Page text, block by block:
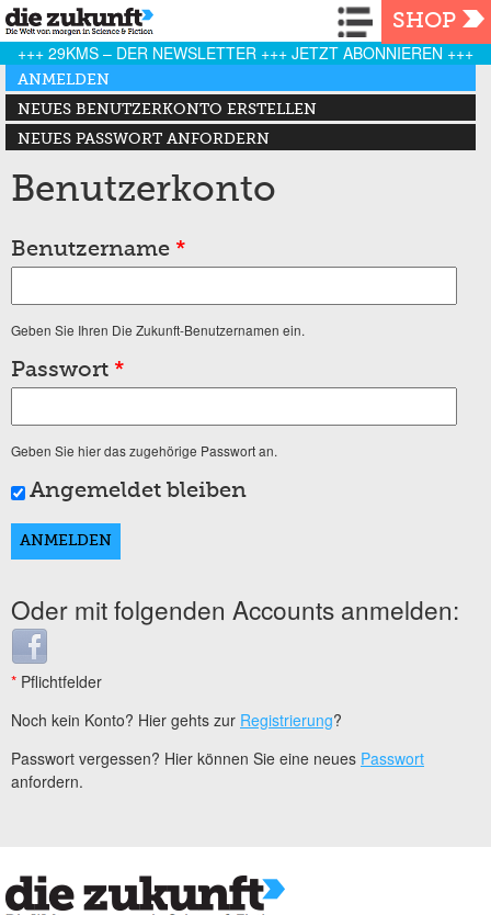
Navigation
SHOP
+++ 29KMS – DER NEWSLETTER +++ JETZT ABONNIEREN +++
Haupt-Reiter
ANMELDEN
(AKTIVER REITER)
NEUES BENUTZERKONTO ERSTELLEN
NEUES PASSWORT ANFORDERN
Benutzerkonto
Benutzername *
Geben Sie Ihren Die Zukunft-Benutzernamen ein.
Passwort *
Geben Sie hier das zugehörige Passwort an.
Angemeldet bleiben
Oder mit folgenden Accounts anmelden:
Login with Facebook
* Pflichtfelder
Noch kein Konto? Hier gehts zur Registrierung?
Passwort vergessen? Hier können Sie eine neues Passwort
anfordern.